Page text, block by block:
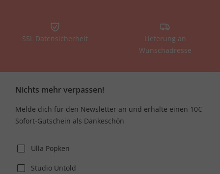
SSL Datensicherheit
Lieferung an
Wunschadresse
Nichts mehr verpassen!
Melde dich für den Newsletter an und erhalte einen 10€
Sofort-Gutschein als Dankeschön
Ulla Popken
Studio Untold